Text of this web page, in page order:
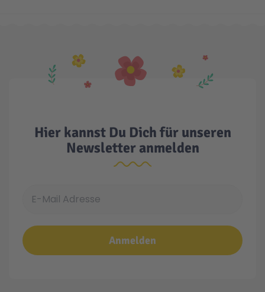
Hier kannst Du Dich für unseren
Newsletter anmelden
Anmelden